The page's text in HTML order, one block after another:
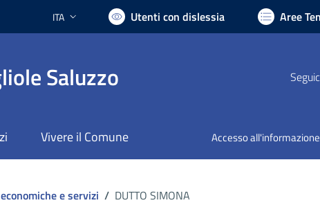
Lingua attiva:
ITA Utenti con dislessia Aree
Saluzzo
Vivere il Comune Accesso all'informazione
e servizi / DUTTO SIMONA